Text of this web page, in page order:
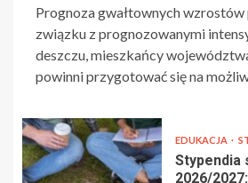
Prognoza gwałtownych
związku z prognozowanymi
deszczu, mieszkańcy
powinni przygotować się na
EDUKACJA
Stypendia
2026/